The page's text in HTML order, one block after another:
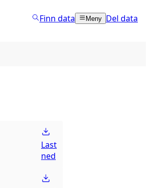
Finn data Meny Del data
Last
ned